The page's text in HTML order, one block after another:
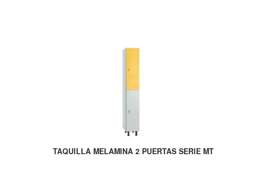
TAQUILLA MELAMINA 2 PUERTAS SERIE MT